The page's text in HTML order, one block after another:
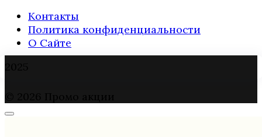
Контакты
Политика конфиденциальности
О Сайте